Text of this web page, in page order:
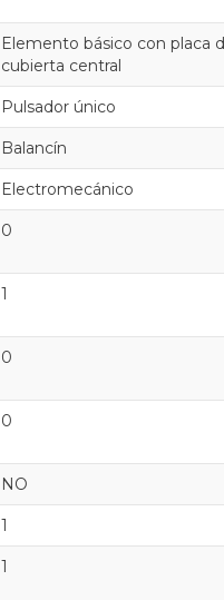
Elemento básico con placa
cubierta central
Pulsador único
Balancín
Electromecánico
0
1
0
0
NO
1
1